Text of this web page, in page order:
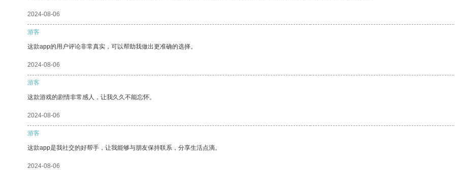
2024-08-06
游客
这款app的用户评论非常真实，可以帮助我做出更准确的选择。
2024-08-06
游客
这款游戏的剧情非常感人，让我久久不能忘怀。
2024-08-06
游客
这款app是我社交的好帮手，让我能够与朋友保持联系，分享生活点滴。
2024-08-06